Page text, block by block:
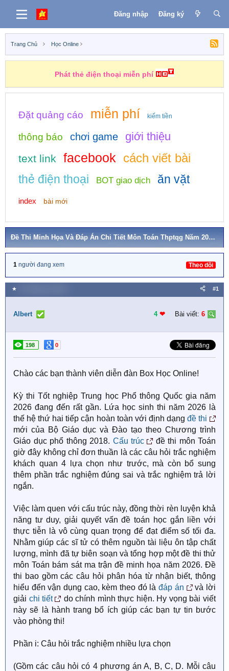
Đăng nhập Đăng ký
Trang Chủ Học Online
Phát thẻ điện thoại miễn phí
Đặt quảng cáo miễn phí kiếm tiền
thông báo chơi game giới thiệu
text link facebook cách viết bài
thẻ điện thoại BOT giao dịch ăn vặt
index bài mới
Đề Thi Minh Họa Và Đáp Án Chi Tiết Môn Toán Thptqg Năm 2026 (chuẩn Cấu Trúc Mới)
1 người đang xem Theo dõi
★ #1
Albert 4 ❤︎ Bài viết: 6
198 0
Chào các bạn thành viên diễn đàn Box Học Online!
Kỳ thi Tốt nghiệp Trung học Phổ thông Quốc gia năm
2026 đang đến rất gần. Lứa học sinh thi năm 2026 là
thế hệ thứ hai tiếp cận hoàn toàn với định dạng đề thi
mới của Bộ Giáo dục và Đào tạo theo Chương trình
Giáo dục phổ thông 2018. Cấu trúc
đề thi môn Toán
giờ đây không chỉ đơn thuần là các câu hỏi trắc nghiệm
khách quan 4 lựa chọn như trước, mà còn bổ sung
thêm phần trắc nghiệm đúng sai và trắc nghiệm trả lời
ngắn.
Việc làm quen với cấu trúc này, đồng thời rèn luyện khả
năng tư duy, giải quyết vấn đề toán học gắn liền với
thực tiễn là vô cùng quan trọng để đạt điểm số tối đa.
Nhằm giúp các sĩ tử có thêm nguồn tài liệu ôn tập chất
lượng, mình đã tự biên soạn và tổng hợp một đề thi thử
môn Toán bám sát ma trận đề minh họa năm 2026. Đề
thi bao gồm các câu hỏi phân hóa từ nhận biết, thông
hiểu đến vận dụng cao, kèm theo đó là đáp án
và lời
giải chi tiết
do chính mình thực hiện. Hy vọng bài viết
này sẽ là hành trang bổ ích giúp các bạn tự tin bước
vào phòng thi!
Phần i: Câu hỏi trắc nghiệm nhiều lựa chọn
(Gồm các câu hỏi có 4 phương án A, B, C, D. Mỗi câu